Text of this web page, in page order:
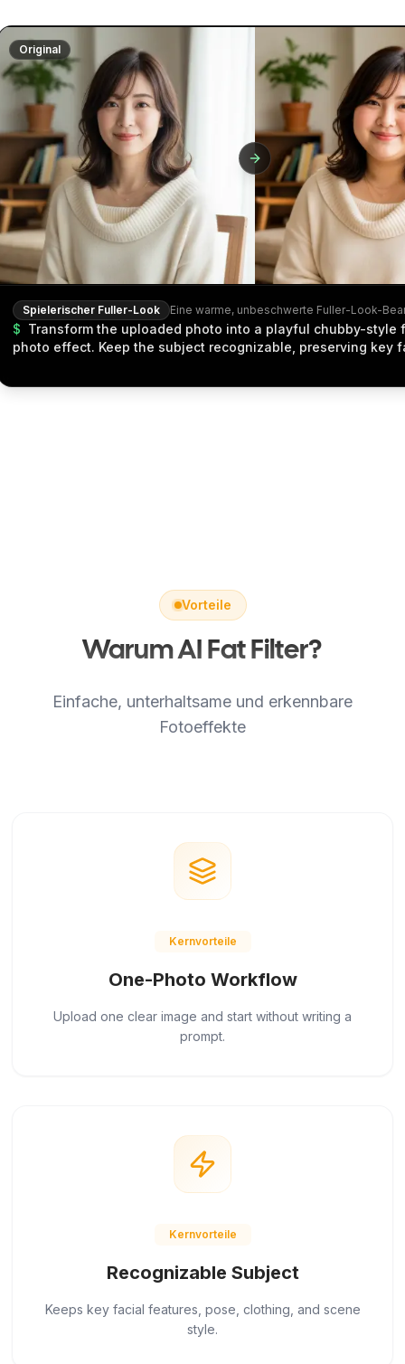
Original
Spielerischer Fuller-Look
$ Transform the uploaded photo into a playful chubby-style
photo effect. Keep the subject recognizable, preserving key
Vorteile
Warum AI Fat Filter?
Einfache, unterhaltsame und erkennbare
Fotoeffekte
Kernvorteile
One-Photo Workflow
Upload one clear image and start without writing a
prompt.
Kernvorteile
Recognizable Subject
Keeps key facial features, pose, clothing, and scene
style.